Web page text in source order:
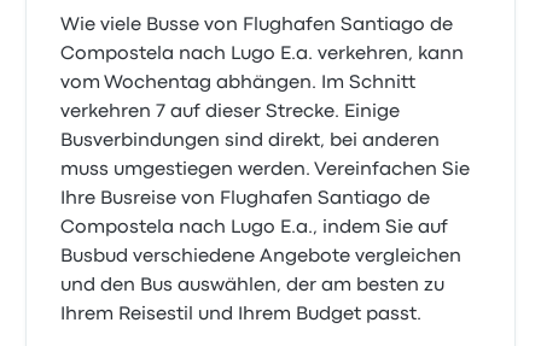
Wie viele Busse von Flughafen Santiago de
Compostela nach Lugo E.a. verkehren, kann
vom Wochentag abhängen. Im Schnitt
verkehren 7 auf dieser Strecke. Einige
Busverbindungen sind direkt, bei anderen
muss umgestiegen werden. Vereinfachen Sie
Ihre Busreise von Flughafen Santiago de
Compostela nach Lugo E.a., indem Sie auf
Busbud verschiedene Angebote vergleichen
und den Bus auswählen, der am besten zu
Ihrem Reisestil und Ihrem Budget passt.